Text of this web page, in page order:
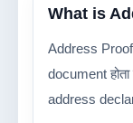
What is
Address
document
address